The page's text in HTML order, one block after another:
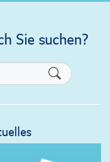
Sie suchen?